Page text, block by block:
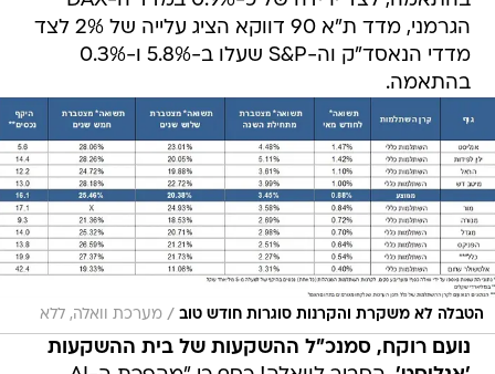
הגרמני, מדד ת"א 90 דווקא הציג עלייה של 2% לצד
מדדי הנאסד"ק וה-S&P שעלו ב-5.8% ו-0.3%
בהתאמה.
הטבלה לא משקרת והקרנות סוגרות חודש טוב / מערכת וואלה, ללא
נועם רוקח, סמנכ"ל ההשקעות של בית ההשקעות